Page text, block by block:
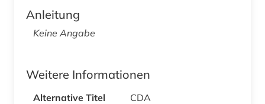
Anleitung
Keine Angabe
Weitere Informationen
Alternative Titel
CDA